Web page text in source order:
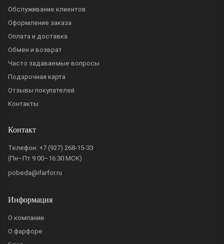
Обслуживание клиентов
Оформление заказа
Оплата и доставка
Обмен и возврат
Часто задаваемые вопросы
Подарочная карта
Отзывы покупателей
Контакты
Контакт
Телефон: +7 (927) 268-15-33
(Пн–Пт 9:00–16:30 МСК)
pobeda@ifarfor.ru
Информация
О компании
О фарфоре